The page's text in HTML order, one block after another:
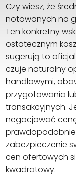
Czy wiesz, że
notowanych na
Ten konkretny
ostatecznym
sugerują to
czuje naturalny
handlowymi,
przygotowania
transakcyjnych.
negocjować
prawdopodobnie
zabezpieczenie
cen ofertowych
kwadratowy.